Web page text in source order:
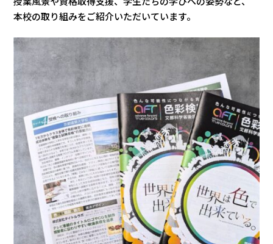
本校の取り組みをご紹介いただいています。